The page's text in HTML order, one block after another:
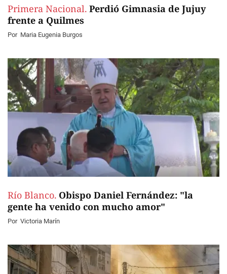
Primera Nacional. Perdió Gimnasia de Jujuy
frente a Quilmes
Por Maria Eugenia Burgos
Río Blanco. Obispo Daniel Fernández: "la
gente ha venido con mucho amor"
Por Victoria Marín